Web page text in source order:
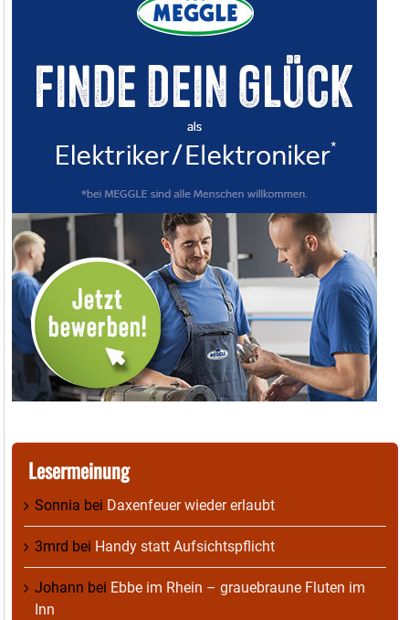
Lesermeinung
Sonnia bei Daxenfeuer wieder erlaubt
3mrd bei Handy statt Aufsichtspflicht
Johann bei Ebbe im Rhein – grauebraune Fluten im
Inn